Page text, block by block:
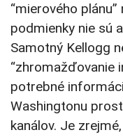
“mierového
podmienky nie sú
Samotný Kellogg
“zhromažďovanie
potrebné
Washingtonu
kanálov. Je